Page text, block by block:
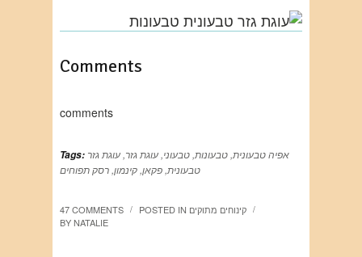
Comments
comments
Tags: אפיה טבעונית,טבעונות,טבעוני,עוגת גזר,עוגת גזר
טבעונית,פקאן,קינמון,רסק תפוחים
47 COMMENTS / POSTED IN קינוחים מתוקים /
BYNATALIE